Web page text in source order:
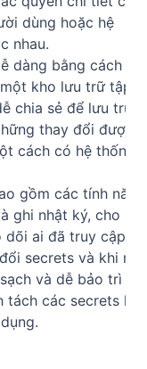
dùng hoặc hệ
nhau.
dàng bằng cách
kho lưu trữ tập
chia sẻ để lưu trữ
thay đổi được
cách có hệ thống
gồm các tính năng
ghi nhật ký, cho
dõi ai đã truy cập
secrets và khi
và dễ bảo trì
tách các secrets